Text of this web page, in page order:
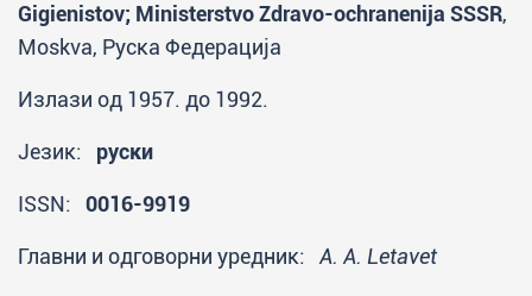
Gigienistov; Ministerstvo Zdravo-ochranenija SSSR,
Moskva, Руска Федерација
Излази од 1957. до 1992.
Језик: руски
ISSN: 0016-9919
Главни и одговорни уредник: A. A. Letavet